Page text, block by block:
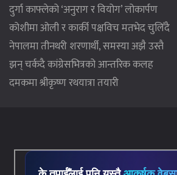
दुर्गा काफ्लेको ‘अनुराग र वियोग’ लोकार्पण
कोशीमा ओली र कार्की पक्षविच मतभेद चुलिँदै
नेपालमा तीनथरी शरणार्थी, समस्या अझै उस्तै
झन् चर्कदै कांग्रेसभित्रको आन्तरिक कलह
दमकमा श्रीकृष्ण रथयात्रा तयारी